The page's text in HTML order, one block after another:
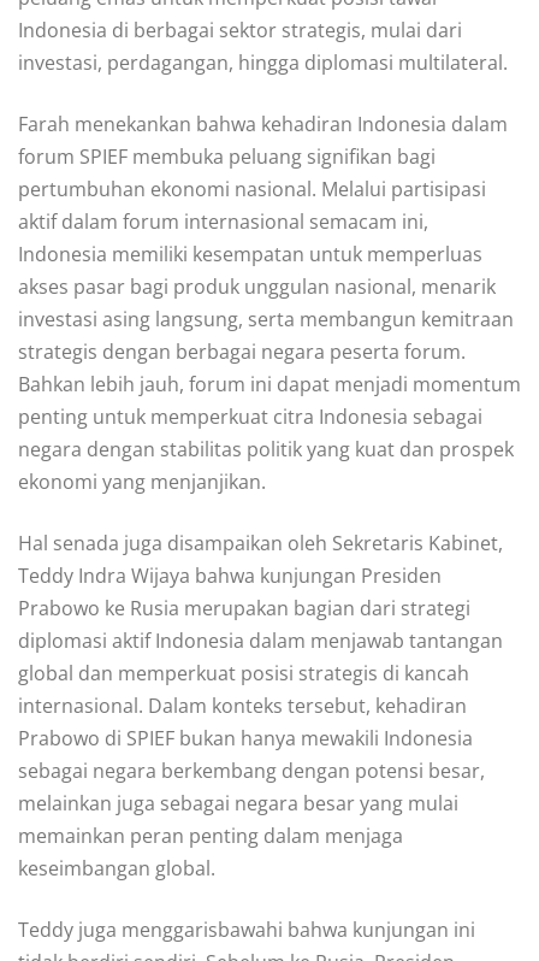
Indonesia di berbagai sektor strategis, mulai dari
investasi, perdagangan, hingga diplomasi multilateral.
Farah menekankan bahwa kehadiran Indonesia dalam
forum SPIEF membuka peluang signifikan bagi
pertumbuhan ekonomi nasional. Melalui partisipasi
aktif dalam forum internasional semacam ini,
Indonesia memiliki kesempatan untuk memperluas
akses pasar bagi produk unggulan nasional, menarik
investasi asing langsung, serta membangun kemitraan
strategis dengan berbagai negara peserta forum.
Bahkan lebih jauh, forum ini dapat menjadi momentum
penting untuk memperkuat citra Indonesia sebagai
negara dengan stabilitas politik yang kuat dan prospek
ekonomi yang menjanjikan.
Hal senada juga disampaikan oleh Sekretaris Kabinet,
Teddy Indra Wijaya bahwa kunjungan Presiden
Prabowo ke Rusia merupakan bagian dari strategi
diplomasi aktif Indonesia dalam menjawab tantangan
global dan memperkuat posisi strategis di kancah
internasional. Dalam konteks tersebut, kehadiran
Prabowo di SPIEF bukan hanya mewakili Indonesia
sebagai negara berkembang dengan potensi besar,
melainkan juga sebagai negara besar yang mulai
memainkan peran penting dalam menjaga
keseimbangan global.
Teddy juga menggarisbawahi bahwa kunjungan ini